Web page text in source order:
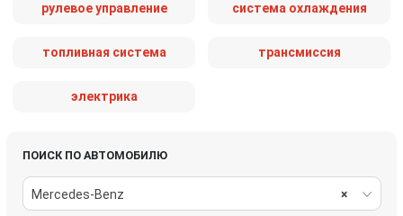
рулевое управление система охлаждения
топливная система трансмиссия
электрика
ПОИСК ПО АВТОМОБИЛЮ
×
Mercedes-Benz